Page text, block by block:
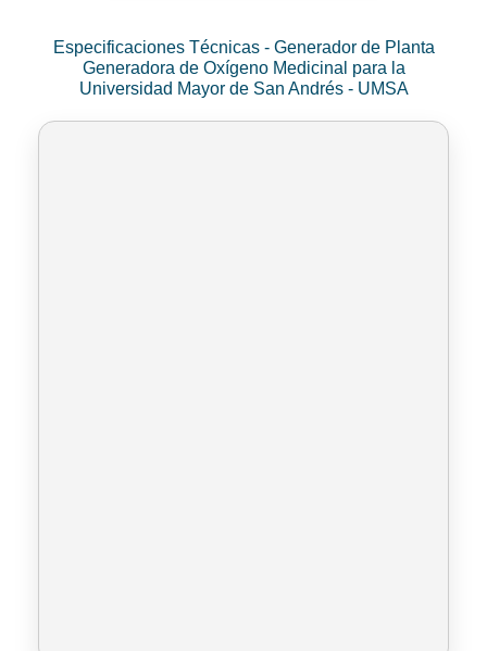
Especificaciones Técnicas - Generador de Planta
Generadora de Oxígeno Medicinal para la
Universidad Mayor de San Andrés - UMSA